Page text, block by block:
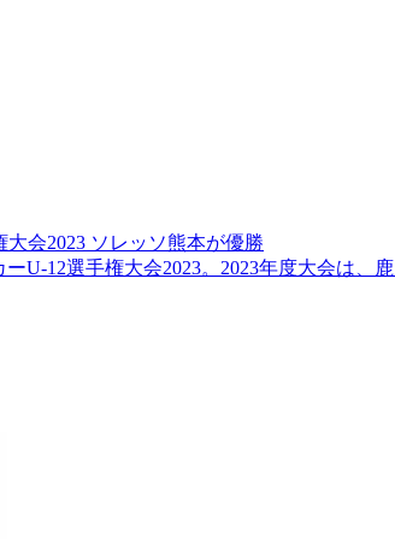
会2023 ソレッソ熊本が優勝
U-12選手権大会2023。2023年度大会は